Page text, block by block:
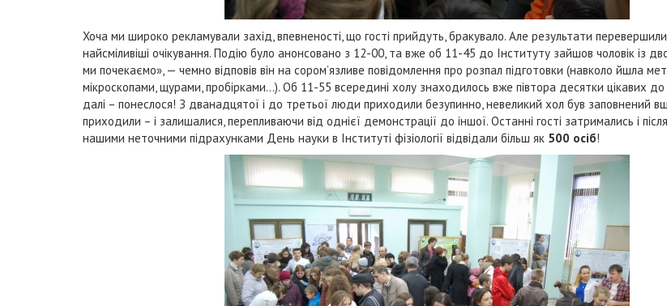
Хоча ми широко рекламували захід, впевненості, що гості прийдуть, бракувало. Але результати перевершили
найсміливіші очікування. Подію було анонсовано з 12-00, та вже об 11-45 до Інституту зайшов чоловік із
ми почекаємо», — чемно відповів він на сором’язливе повідомлення про розпал підготовки (навколо йшла
мікроскопами, щурами, пробірками…). Об 11-55 всередині холу знаходилось вже півтора десятки цікавих
далі – понеслося! З дванадцятої і до третьої люди приходили безупинно, невеликий хол був заповнений
приходили – і залишалися, перепливаючи від однієї демонстрації до іншої. Останні гості затримались і
нашими неточними підрахунками День науки в Інституті фізіології відвідали більш як 500 осіб!